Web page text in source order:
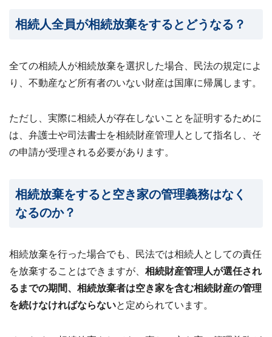
い
ま
※
時
ー
ル
付・
業
日
ま
ご
返
信
査
相続人全員が相続放棄をするとどうなる？
全ての相続人が相続放棄を選択した場合、民法の規定によ
り、不動産など所有者のいない財産は国庫に帰属します。
ただし、実際に相続人が存在しないことを証明するために
は、弁護士や司法書士を相続財産管理人として指名し、そ
の申請が受理される必要があります。
相続放棄をすると空き家の管理義務はなく
なるのか？
相続放棄を行った場合でも、民法では相続人としての責任
を放棄することはできますが、 相続財産管理人が選任され
るまでの期間、相続放棄者は空き家を含む相続財産の管理
を続けなければならないと定められています。